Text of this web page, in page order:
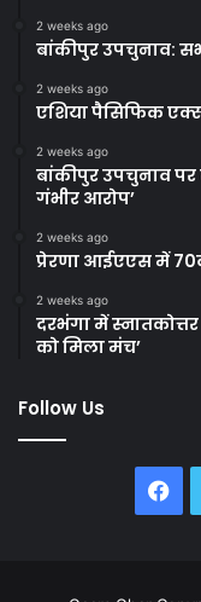
2 weeks ago
बांकीपुर उपचुनाव:
2 weeks ago
एशिया पैसिफिक
2 weeks ago
बांकीपुर उपचुनाव
गंभीर आरोप’
2 weeks ago
प्रेरणा आईएएस में
2 weeks ago
दरभंगा में स्नातकोत्तर
को मिला मंच’
Follow Us